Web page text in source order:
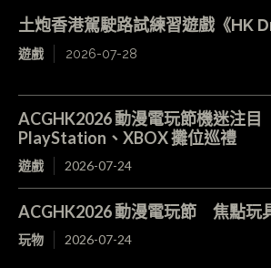
土炮香港駕駛路試練習遊戲《HK
遊戲 2026-07-28
ACGHK2026 動漫電玩節機迷注
PlayStation、XBOX 攤位巡禮
遊戲 2026-07-24
ACGHK2026 動漫電玩節 焦點玩
玩物 2026-07-24